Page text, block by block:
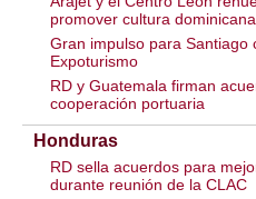
promover cultura dominicana
Gran impulso para Santiago
Expoturismo
RD y Guatemala firman
cooperación portuaria
Honduras
RD sella acuerdos para
durante reunión de la CLAC